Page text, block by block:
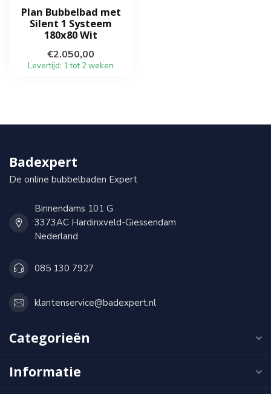
Plan Bubbelbad met
Silent 1 Systeem
180x80 Wit
€2.050,00
Levertijd: 1 tot 2 weken
Badexpert
De online bubbelbaden Expert
Binnendams 101 G
3373AC Hardinxveld-Giessendam
Nederland
085 130 7927
klantenservice@badexpert.nl
Categorieën
Informatie